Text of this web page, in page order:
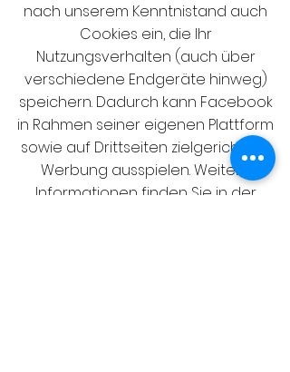
nach unserem Kenntnistand auch
Cookies ein, die Ihr
Nutzungsverhalten (auch über
verschiedene Endgeräte hinweg)
speichern. Dadurch kann Facebook
in Rahmen seiner eigenen Plattform
sowie auf Drittseiten zielgerichtete
Werbung ausspielen. Weitere
Informationen finden Sie in der